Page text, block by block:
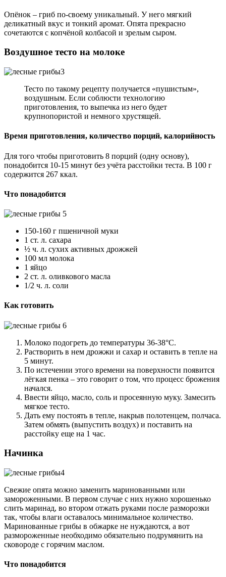
Опёнок – гриб по-своему уникальный. У него мягкий
деликатный вкус и тонкий аромат. Опята прекрасно
сочетаются с копчёной колбасой и зрелым сыром.
Воздушное тесто на молоке
Тесто по такому рецепту получается «пушистым»,
воздушным. Если соблюсти технологию
приготовления, то выпечка из него будет
крупнопористой и немного хрустящей.
Время приготовления, количество порций, калорийность
Для того чтобы приготовить 8 порций (одну основу),
понадобится 10-15 минут без учёта расстойки теста. В 100 г
содержится 267 ккал.
Что понадобится
150-160 г пшеничной муки
1 ст. л. сахара
½ ч. л. сухих активных дрожжей
100 мл молока
1 яйцо
2 ст. л. оливкового масла
1/2 ч. л. соли
Как готовить
Молоко подогреть до температуры 36-38°С.
Растворить в нем дрожжи и сахар и оставить в тепле на
5 минут.
По истечении этого времени на поверхности появится
лёгкая пенка – это говорит о том, что процесс брожения
начался.
Ввести яйцо, масло, соль и просеянную муку. Замесить
мягкое тесто.
Дать ему постоять в тепле, накрыв полотенцем, полчаса.
Затем обмять (выпустить воздух) и поставить на
расстойку еще на 1 час.
Начинка
Свежие опята можно заменить маринованными или
замороженными. В первом случае с них нужно хорошенько
слить маринад, во втором отжать руками после разморозки
так, чтобы влаги оставалось минимальное количество.
Маринованные грибы в обжарке не нуждаются, а вот
размороженные необходимо обязательно подрумянить на
сковороде с горячим маслом.
Что понадобится